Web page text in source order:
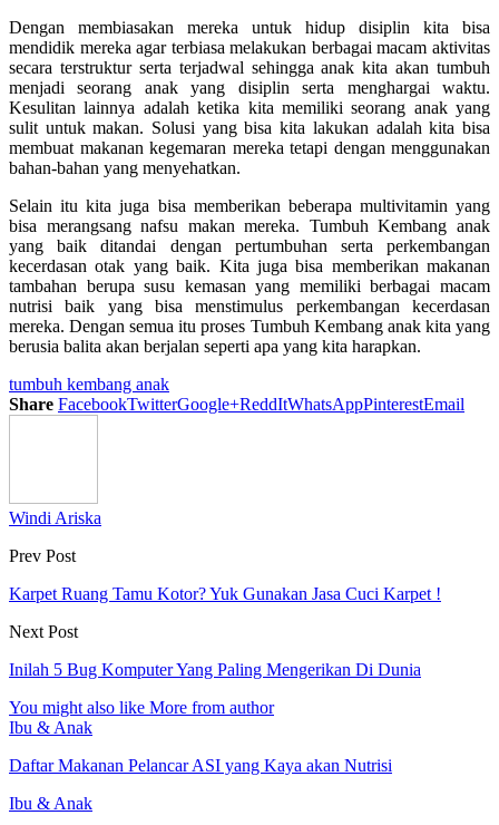
Dengan membiasakan mereka untuk hidup disiplin kita bisa
mendidik mereka agar terbiasa melakukan berbagai macam aktivitas
secara terstruktur serta terjadwal sehingga anak kita akan tumbuh
menjadi seorang anak yang disiplin serta menghargai waktu.
Kesulitan lainnya adalah ketika kita memiliki seorang anak yang
sulit untuk makan. Solusi yang bisa kita lakukan adalah kita bisa
membuat makanan kegemaran mereka tetapi dengan menggunakan
bahan-bahan yang menyehatkan.
Selain itu kita juga bisa memberikan beberapa multivitamin yang
bisa merangsang nafsu makan mereka. Tumbuh Kembang anak
yang baik ditandai dengan pertumbuhan serta perkembangan
kecerdasan otak yang baik. Kita juga bisa memberikan makanan
tambahan berupa susu kemasan yang memiliki berbagai macam
nutrisi baik yang bisa menstimulus perkembangan kecerdasan
mereka. Dengan semua itu proses Tumbuh Kembang anak kita yang
berusia balita akan berjalan seperti apa yang kita harapkan.
tumbuh kembang anak
Share FacebookTwitterGoogle+ReddItWhatsAppPinterestEmail
Windi Ariska
Prev Post
Karpet Ruang Tamu Kotor? Yuk Gunakan Jasa Cuci Karpet !
Next Post
Inilah 5 Bug Komputer Yang Paling Mengerikan Di Dunia
You might also like More from author
Ibu & Anak
Daftar Makanan Pelancar ASI yang Kaya akan Nutrisi
Ibu & Anak